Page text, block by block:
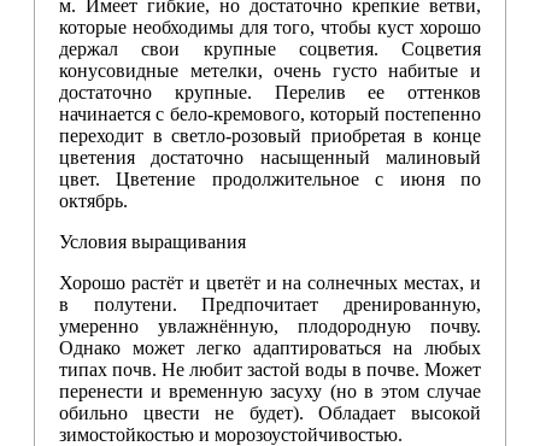
м. Имеет гибкие, но достаточно крепкие ветви,
которые необходимы для того, чтобы куст хорошо
держал свои крупные соцветия. Соцветия
конусовидные метелки, очень густо набитые и
достаточно крупные. Перелив ее оттенков
начинается с бело-кремового, который постепенно
переходит в светло-розовый приобретая в конце
цветения достаточно насыщенный малиновый
цвет. Цветение продолжительное с июня по
октябрь.
Условия выращивания
Хорошо растёт и цветёт и на солнечных местах, и
в полутени. Предпочитает дренированную,
умеренно увлажнённую, плодородную почву.
Однако может легко адаптироваться на любых
типах почв. Не любит застой воды в почве. Может
перенести и временную засуху (но в этом случае
обильно цвести не будет). Обладает высокой
зимостойкостью и морозоустойчивостью.